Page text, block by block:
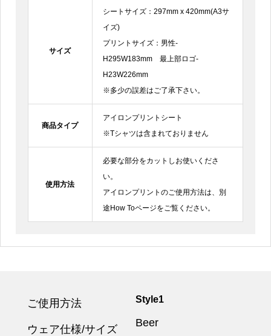
サイズ
シートサイズ：297mm x 420mm(A3サ
イズ)
プリントサイズ：男性-
H295W183mm 最上部ロゴ-
H23W226mm
※多少の誤差はご了承下さい。
商品タイプ
アイロンプリントシート
※Tシャツは含まれておりません
使用方法
必要な部分をカットしお使いくださ
い。
アイロンプリントのご使用方法は、別
途How Toページをご覧ください。
ご使用方法
ウェア仕様/サイズ
Style1
Beer